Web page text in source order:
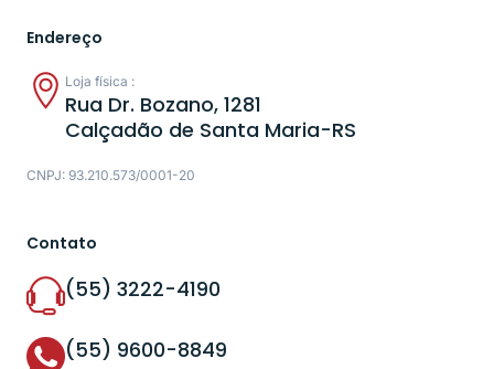
Endereço
Loja física :
Rua Dr. Bozano, 1281
Calçadão de Santa Maria-RS
CNPJ: 93.210.573/0001-20
Contato
(55) 3222-4190
(55) 9600-8849